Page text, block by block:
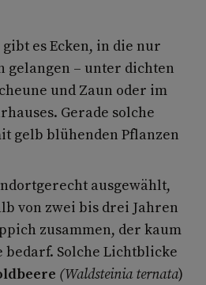
es Ecken, in die nur
gelangen – unter dichten
und Zaun oder im
Gerade solche
gelb blühenden Pflanzen
ausgewählt,
von zwei bis drei Jahren
zusammen, der kaum
Solche Lichtblicke
(Waldsteinia ternata)